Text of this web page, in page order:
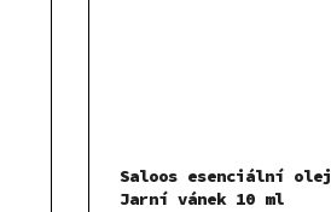
Saloos esenciální olej
Jarní vánek 10 ml